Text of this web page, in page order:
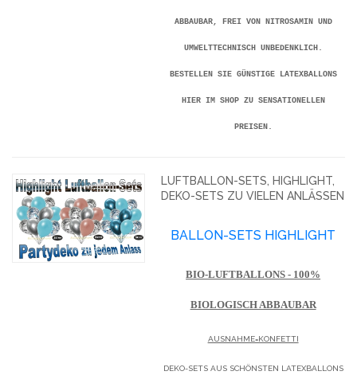
BAUBAR, FREI VON NITROSAMIN UND UM
WELTTECHNISCH UNBEDENKLICH. BE
STELLEN SIE GÜNSTIGE LATEXBALLONS HI
ER IM SHOP ZU SENSATIONELLEN PR
EISEN.
LUFTBALLON-SETS, HIGHLIGHT,
DEKO-SETS ZU VIELEN ANLÄSSEN
BALLON-SETS HIGHLIGHT
BIO-LUFTBALLONS - 100%
BIOLOGISCH ABBAUBAR
AUSNAHME=KONFETTI
DEKO-SETS AUS SCHÖNSTEN LATEXBALLONS